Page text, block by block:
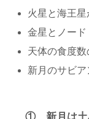
火星と海王
金星とノー
天体の食度数
新月のサビア